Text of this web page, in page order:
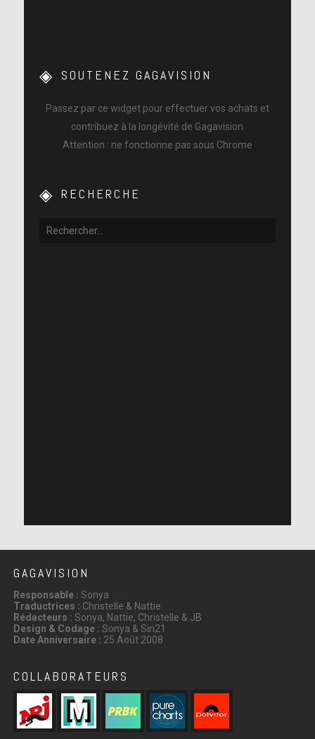
SOUTENEZ GAGAVISION
Passez par ce widget pour effectuer vos achats et
contribuez à la longévité de Gagavision
Attention : ne fonctionne pas sous Chrome
RECHERCHE
GAGAVISION
Responsable : Sonya
Traductrices : Christelle & Nattie
Rédacteurs : Sonya, Nattie, Christelle & JB
Design & Codage : Sonya & Sin21
Date Anniversaire : 25 Août 2008
COLLABORATEURS